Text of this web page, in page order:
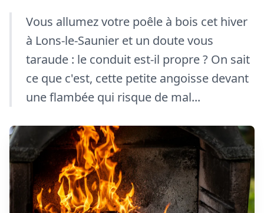
Vous allumez votre poêle à bois cet hiver
à Lons-le-Saunier et un doute vous
taraude : le conduit est-il propre ? On sait
ce que c'est, cette petite angoisse devant
une flambée qui risque de mal...